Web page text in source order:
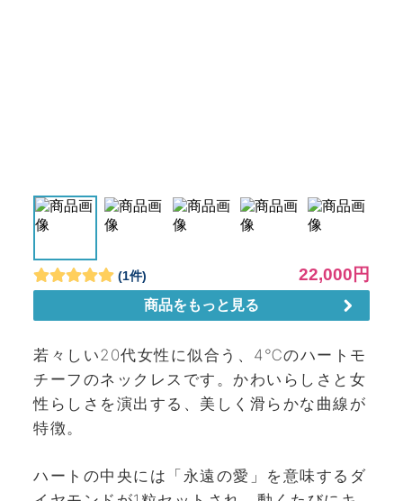
若々しい20代女性に似合う、4℃のハートモ
チーフのネックレスです。かわいらしさと女
性らしさを演出する、美しく滑らかな曲線が
特徴。
ハートの中央には「永遠の愛」を意味するダ